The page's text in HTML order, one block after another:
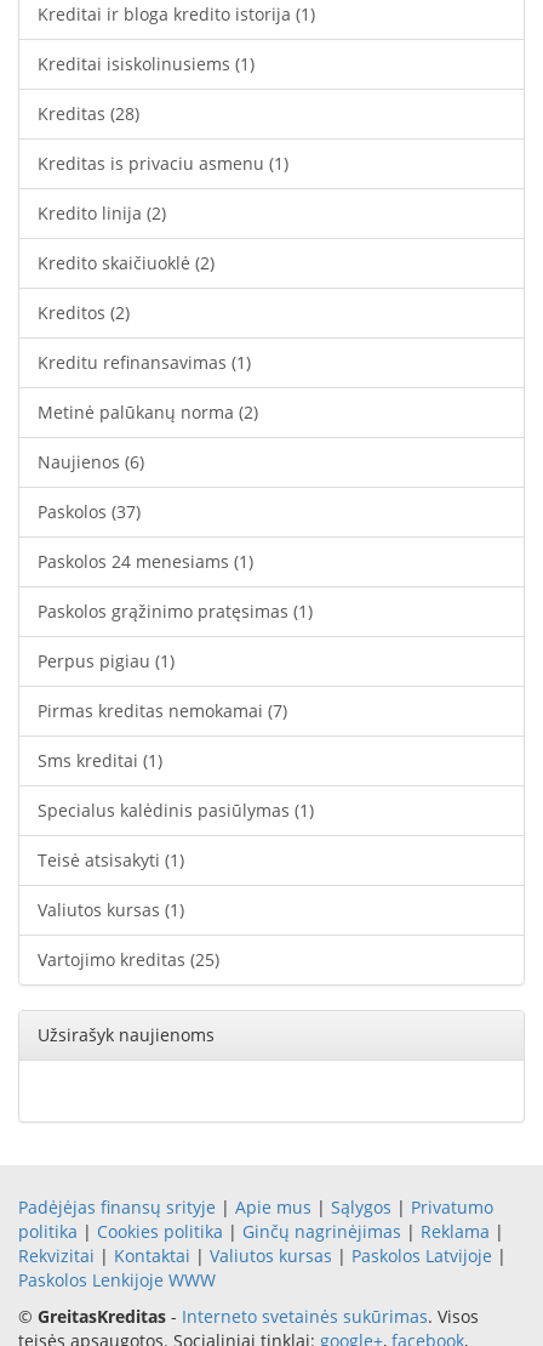
Kreditai ir bloga kredito istorija (1)
Kreditai isiskolinusiems (1)
Kreditas (28)
Kreditas is privaciu asmenu (1)
Kredito linija (2)
Kredito skaičiuoklė (2)
Kreditos (2)
Kreditu refinansavimas (1)
Metinė palūkanų norma (2)
Naujienos (6)
Paskolos (37)
Paskolos 24 menesiams (1)
Paskolos grąžinimo pratęsimas (1)
Perpus pigiau (1)
Pirmas kreditas nemokamai (7)
Sms kreditai (1)
Specialus kalėdinis pasiūlymas (1)
Teisė atsisakyti (1)
Valiutos kursas (1)
Vartojimo kreditas (25)
Užsirašyk naujienoms
Padėjėjas finansų srityje | Apie mus | Sąlygos | Privatumo
politika | Cookies politika | Ginčų nagrinėjimas | Reklama |
Rekvizitai | Kontaktai | Valiutos kursas | Paskolos Latvijoje |
Paskolos Lenkijoje WWW
© GreitasKreditas - Interneto svetainės sukūrimas. Visos
teisės apsaugotos. Socialiniai tinklai: google+, facebook,